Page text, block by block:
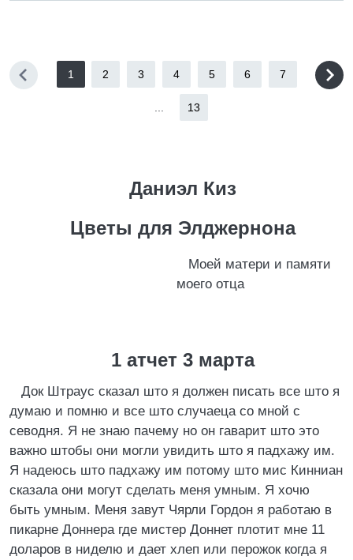
1 2 3 4 5 6 7
13
Даниэл Киз
Цветы для Элджернона
Моей матери и памяти
моего отца
1 атчет 3 марта
Док Штраус сказал што я должен писать все што я
думаю и помню и все што случаеца со мной с
севодня. Я не знаю пачему но он гаварит што это
важно штобы они могли увидить што я падхажу им.
Я надеюсь што падхажу им потому што мис Кинниан
сказала они могут сделать меня умным. Я хочю
быть умным. Меня завут Чярли Гордон я работаю в
пикарне Доннера где мистер Доннет плотит мне 11
доларов в ниделю и дает хлеп или перожок когда я